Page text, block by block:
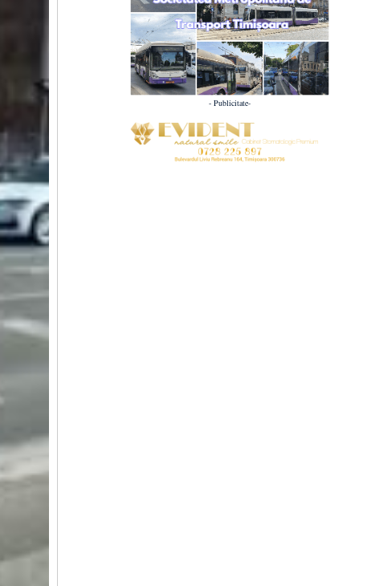
- Publicitate-